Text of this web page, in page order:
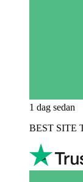
1 dag sedan
BEST SITE